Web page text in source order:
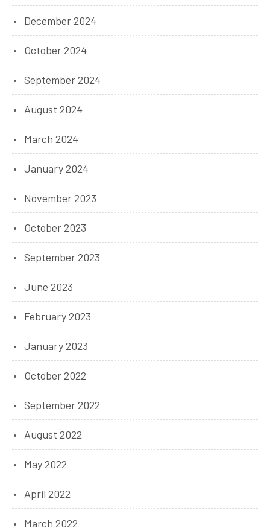
December 2024
October 2024
September 2024
August 2024
March 2024
January 2024
November 2023
October 2023
September 2023
June 2023
February 2023
January 2023
October 2022
September 2022
August 2022
May 2022
April 2022
March 2022